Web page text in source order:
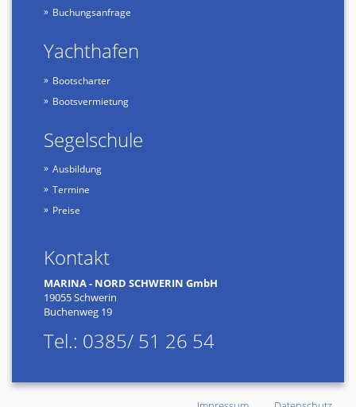
Buchungsanfrage
Yachthafen
Bootscharter
Bootsvermietung
Segelschule
Ausbildung
Termine
Preise
Kontakt
MARINA - NORD SCHWERIN GmbH
19055 Schwerin
Buchenweg 19
Tel.: 0385/ 51 26 54